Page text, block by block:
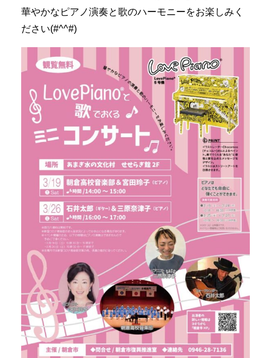
華やかなピアノ演奏と歌のハーモニーをお楽しみく
ださい(#^^#)